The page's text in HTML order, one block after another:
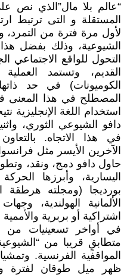
“عالم بلا مال”الذي نص
المستقلة و التى ترتبط
لأول مرة فترة من
الشيوعية، وذلك بفضل
التحول للواقع الاجتماعي
القديم، وتستمد
الكوميونات) في حد
المصطلح في هذا المعنى
استخدام اللغة
دافو الشيوعي الثوري،
في هذا الاتجاه.
الآخرين الأيسر مثل
حاول دافو دمج، ونقد،
اليسارية، وأبرزها
بورديجا (ومجلته هرطقة
الألمانية الهولندية،
اشتراكية أو بربرية
متطابقٍ قريبا من
المواقفية الفرنسية.
ظهر ميل طوقان لفترة